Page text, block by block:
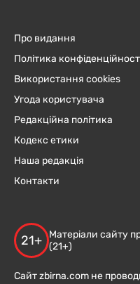
Про видання
Політика
Використання cookies
Угода користувача
Редакційна політика
Кодекс етики
Наша редакція
Контакти
21+
Матеріали сайту
(21+)
Сайт zbirna.com не